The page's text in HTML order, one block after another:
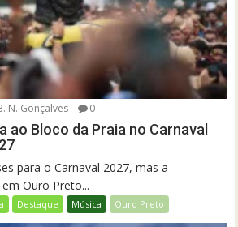
N. Gonçalves 0
ao Bloco da Praia no Carnaval
para o Carnaval 2027, mas a
Ouro Preto...
Destaque Música Ouro Preto